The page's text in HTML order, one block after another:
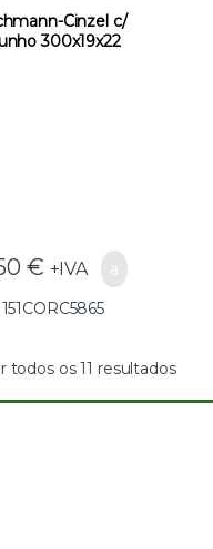
,Outras
FerramentasCinzel c/
300x19x22
€ +IVA
151CORC5865
todos os 11 resultados